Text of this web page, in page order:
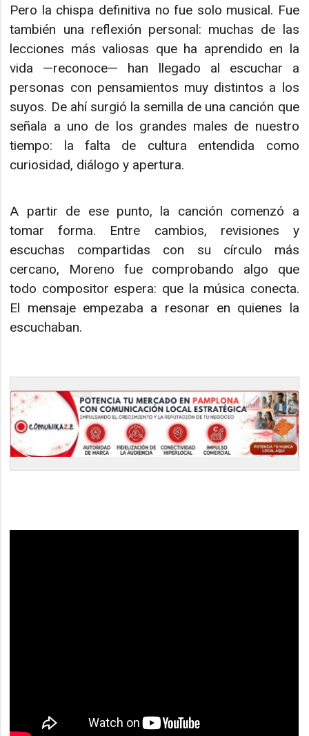
Pero la chispa definitiva no fue solo musical. Fue
también una reflexión personal: muchas de las
lecciones más valiosas que ha aprendido en la
vida —reconoce— han llegado al escuchar a
personas con pensamientos muy distintos a los
suyos. De ahí surgió la semilla de una canción que
señala a uno de los grandes males de nuestro
tiempo: la falta de cultura entendida como
curiosidad, diálogo y apertura.
A partir de ese punto, la canción comenzó a
tomar forma. Entre cambios, revisiones y
escuchas compartidas con su círculo más
cercano, Moreno fue comprobando algo que
todo compositor espera: que la música conecta.
El mensaje empezaba a resonar en quienes la
escuchaban.